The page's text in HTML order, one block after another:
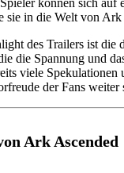
sie in die Welt von Ark
des Trailers ist die
die Spannung und
viele Spekulationen
der Fans weiter
Ark Ascended